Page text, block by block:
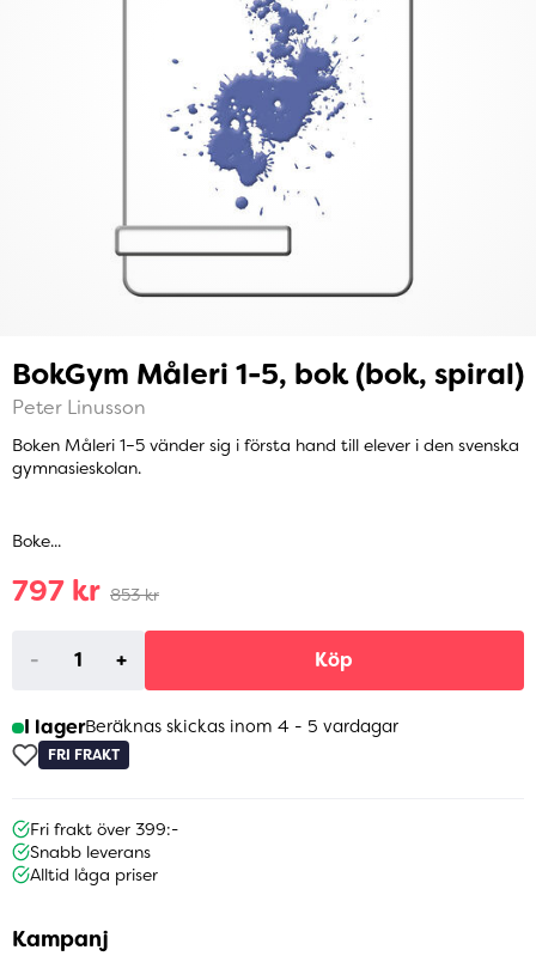
BokGym Måleri 1-5, bok (bok, spiral)
Peter Linusson
Boken Måleri 1–5 vänder sig i första hand till elever i den svenska
gymnasieskolan.
Boke...
797 kr 853 kr
- + Köp
I lagerBeräknas skickas inom 4 - 5 vardagar
FRI FRAKT
Fri frakt över 399:-
Snabb leverans
Alltid låga priser
Kampanj